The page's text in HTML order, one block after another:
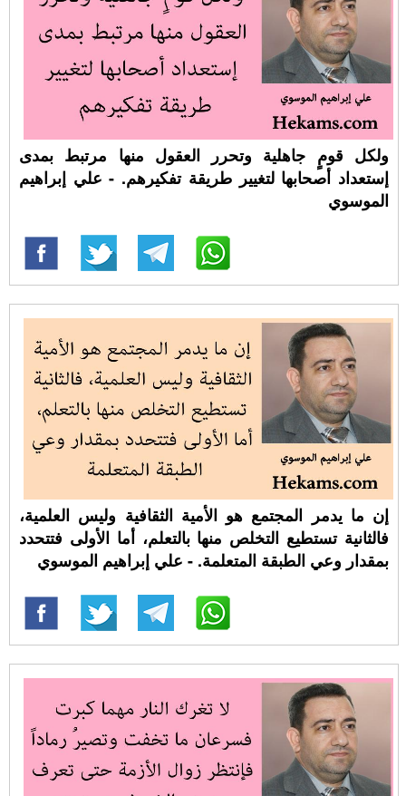
ولكل قومٍ جاهلية وتحرر العقول منها مرتبط بمدى
إستعداد أصحابها لتغيير طريقة تفكيرهم. - علي إبراهيم
الموسوي
إن ما يدمر المجتمع هو الأمية الثقافية وليس العلمية،
فالثانية تستطيع التخلص منها بالتعلم، أما الأولى فتتحدد
بمقدار وعي الطبقة المتعلمة. - علي إبراهيم الموسوي